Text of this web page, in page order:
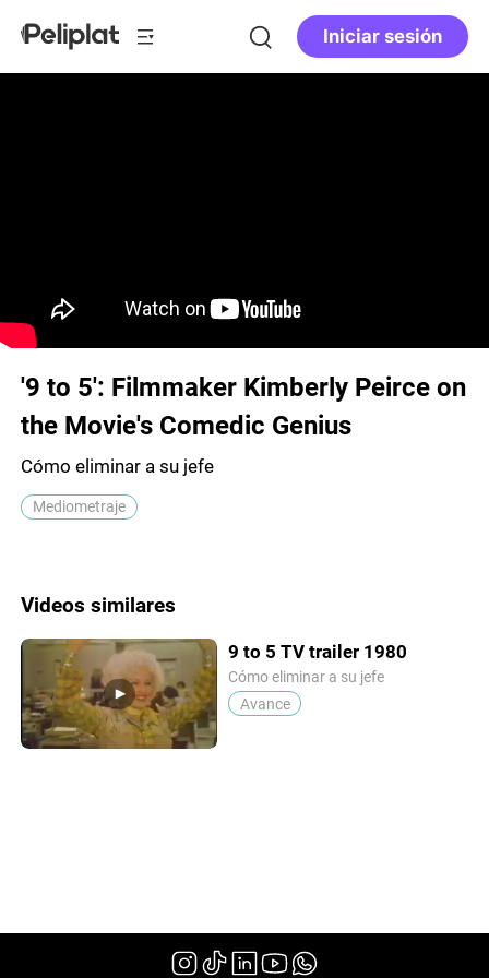
Iniciar sesión
'9 to 5': Filmmaker Kimberly Peirce on
the Movie's Comedic Genius
Cómo eliminar a su jefe
Mediometraje
Videos similares
9 to 5 TV trailer 1980
Cómo eliminar a su jefe
Avance